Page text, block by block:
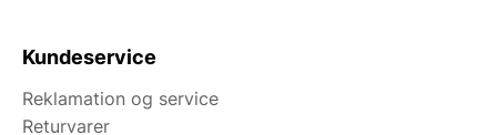
Kundeservice
Reklamation og service
Returvarer